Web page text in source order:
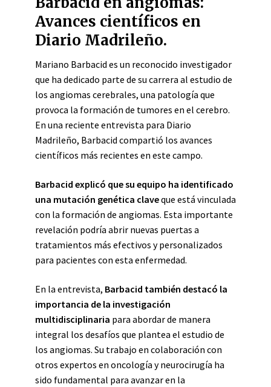
Avances científicos en
Diario Madrileño.
Mariano Barbacid es un reconocido investigador
que ha dedicado parte de su carrera al estudio de
los angiomas cerebrales, una patología que
provoca la formación de tumores en el cerebro.
En una reciente entrevista para Diario
Madrileño, Barbacid compartió los avances
científicos más recientes en este campo.
Barbacid explicó que su equipo ha identificado
una mutación genética claveque está vinculada
con la formación de angiomas. Esta importante
revelación podría abrir nuevas puertas a
tratamientos más efectivos y personalizados
para pacientes con esta enfermedad.
En la entrevista, Barbacid también destacó la
importancia de la investigación
multidisciplinaria para abordar de manera
integral los desafíos que plantea el estudio de
los angiomas. Su trabajo en colaboración con
otros expertos en oncología y neurocirugía ha
sido fundamental para avanzar en la